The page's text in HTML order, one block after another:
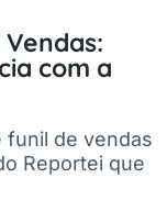
com a
funil de vendas
Reportei que